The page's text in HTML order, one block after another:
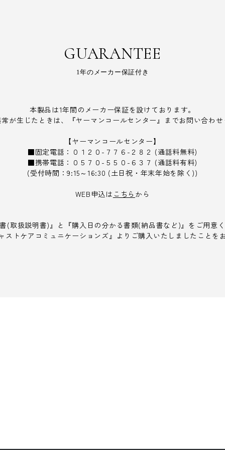
GUARANTEE
1年のメーカー保証付き
本製品は1年間のメーカー保証を設けております。
が生じたときは、『ヤーマンコールセンター』までお問い合わせ
【ヤーマンコールセンター】
■固定電話：０１２０-７７６-２８２ (通話料無料)
■携帯電話：０５７０-５５０-６３７ (通話料有料)
(受付時間：9:15～16:30 (土日祝・年末年始を除く))
WEB申込は こちら から
(取扱説明書)』と『購入日の分かる書類(納品書など)』をご用意く
ストケアコミュニケーションズ』よりご購入いたしましたことを